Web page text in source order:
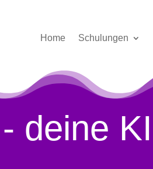
Home Schulungen
deine KI